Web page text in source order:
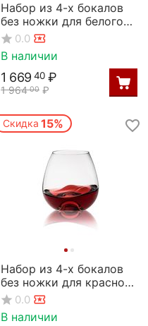
Набор из 4-х бокалов
без ножки для белого
вина, серия Drink
master, 330 мл, Rona
0.0
В наличии
1 964 00 ₽
1 669 40 ₽
Скидка 15%
Набор из 4-х бокалов
без ножки для красного
вина, серия Drink
master, 440 мл, Rona
0.0
В наличии